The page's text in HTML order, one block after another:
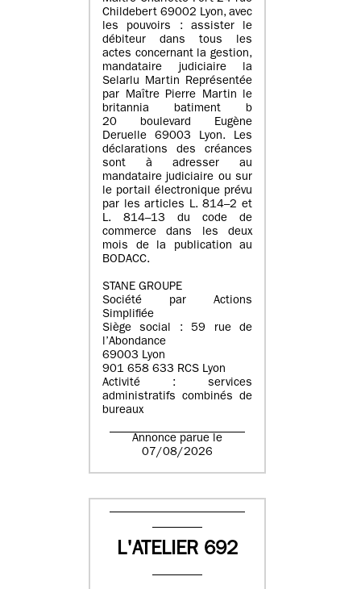
Childebert 69002 Lyon, avec
les pouvoirs : assister le
débiteur dans tous les
actes concernant la gestion,
mandataire judiciaire la
Selarlu Martin Représentée
par Maître Pierre Martin le
britannia batiment b
20 boulevard Eugène
Deruelle 69003 Lyon. Les
déclarations des créances
sont à adresser au
mandataire judiciaire ou sur
le portail électronique prévu
par les articles L. 814–2 et
L. 814–13 du code de
commerce dans les deux
mois de la publication au
BODACC.
STANE GROUPE
Société par Actions
Simplifiée
Siège social : 59 rue de
l’Abondance
69003 Lyon
901 658 633 RCS Lyon
Activité : services
administratifs combinés de
bureaux
Annonce parue le
07/08/2026
L'ATELIER 692